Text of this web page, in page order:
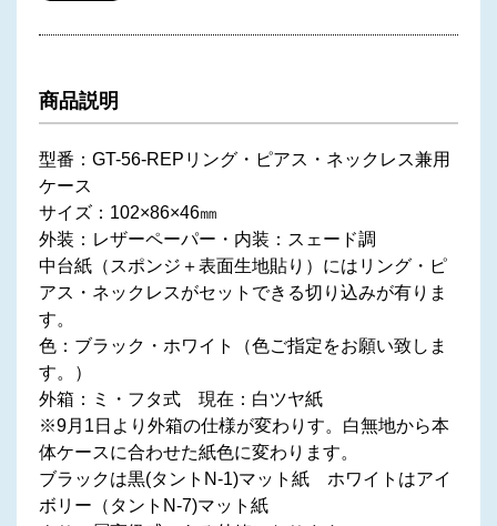
商品説明
型番：GT-56-REPリング・ピアス・ネックレス兼用
ケース
サイズ：102×86×46㎜
外装：レザーペーパー・内装：スェード調
中台紙（スポンジ＋表面生地貼り）にはリング・ピ
アス・ネックレスがセットできる切り込みが有りま
す。
色：ブラック・ホワイト（色ご指定をお願い致しま
す。）
外箱：ミ・フタ式 現在：白ツヤ紙
※9月1日より外箱の仕様が変わりす。白無地から本
体ケースに合わせた紙色に変わります。
ブラックは黒(タントN-1)マット紙 ホワイトはアイ
ボリー（タントN-7)マット紙